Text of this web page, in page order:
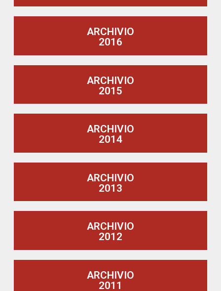
ARCHIVIO
2016
ARCHIVIO
2015
ARCHIVIO
2014
ARCHIVIO
2013
ARCHIVIO
2012
ARCHIVIO
2011